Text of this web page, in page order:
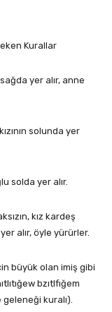
Kurallar
yer alır, anne
solunda yer
solda yer alır.
kız kardeş
alır, öyle yürürler.
büyük olan imiş gibi
bzıtlfığem
geleneği kuralı).